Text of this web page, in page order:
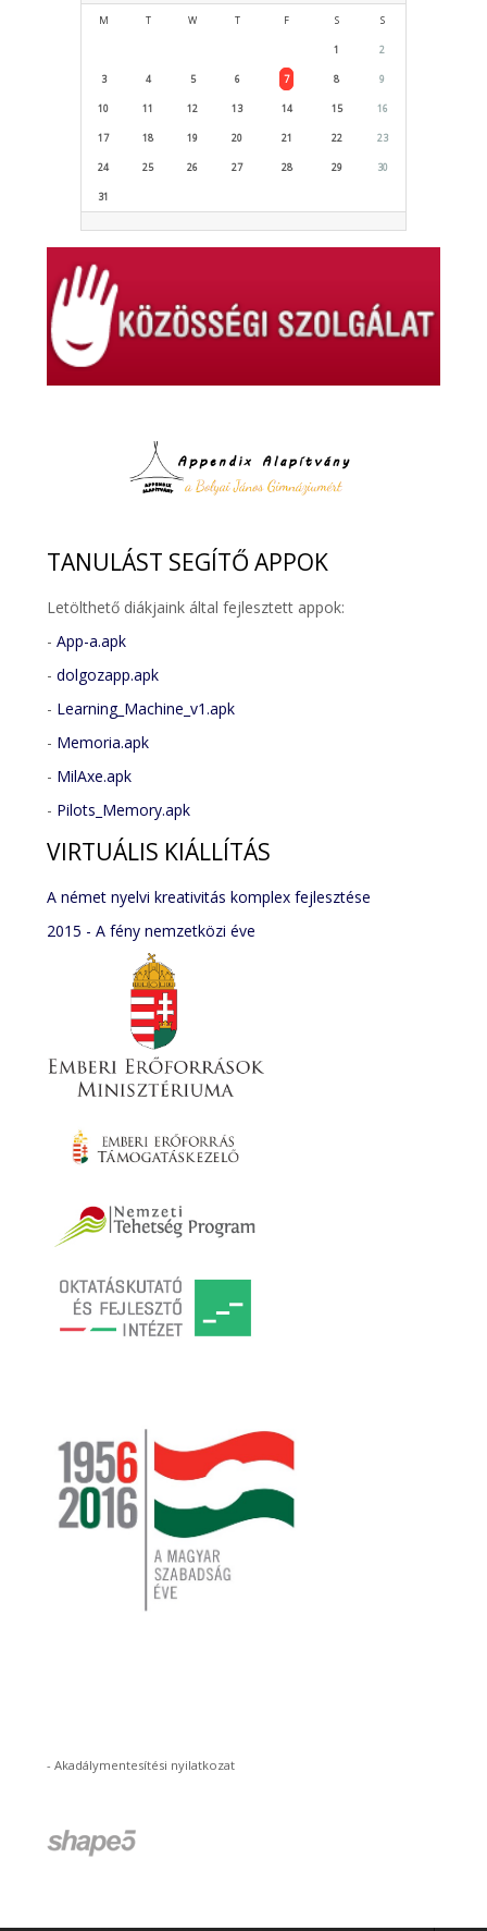
M T W T F S S
1 2
3 4 5 6 7 8 9
10 11 12 13 14 15 16
17 18 19 20 21 22 23
24 25 26 27 28 29 30
31
TANULÁST SEGÍTŐ APPOK
Letölthető diákjaink által fejlesztett appok:
-App-a.apk
-dolgozapp.apk
- Learning_Machine_v1.apk
- Memoria.apk
- MilAxe.apk
- Pilots_Memory.apk
VIRTUÁLIS KIÁLLÍTÁS
A német nyelvi kreativitás komplex fejlesztése
2015 - A fény nemzetközi éve
-Akadálymentesítési nyilatkozat